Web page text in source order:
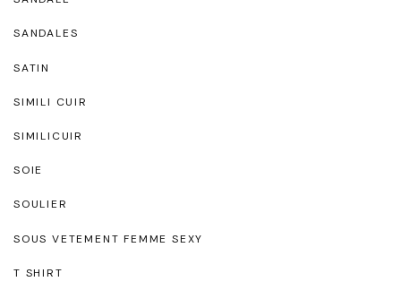
SANDALES
SATIN
SIMILI CUIR
SIMILICUIR
SOIE
SOULIER
SOUS VETEMENT FEMME SEXY
T SHIRT